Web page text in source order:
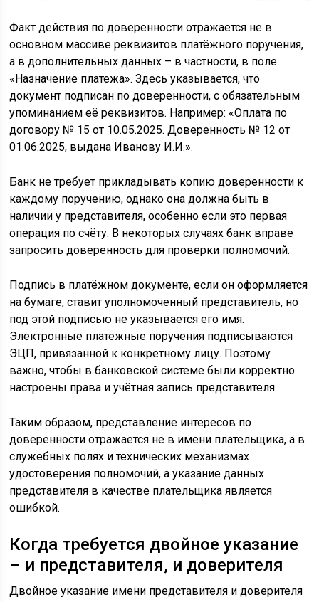
Факт действия по доверенности отражается не в
основном массиве реквизитов платёжного поручения,
а в дополнительных данных – в частности, в поле
«Назначение платежа». Здесь указывается, что
документ подписан по доверенности, с обязательным
упоминанием её реквизитов. Например: «Оплата по
договору № 15 от 10.05.2025. Доверенность № 12 от
01.06.2025, выдана Иванову И.И.».
Банк не требует прикладывать копию доверенности к
каждому поручению, однако она должна быть в
наличии у представителя, особенно если это первая
операция по счёту. В некоторых случаях банк вправе
запросить доверенность для проверки полномочий.
Подпись в платёжном документе, если он оформляется
на бумаге, ставит уполномоченный представитель, но
под этой подписью не указывается его имя.
Электронные платёжные поручения подписываются
ЭЦП, привязанной к конкретному лицу. Поэтому
важно, чтобы в банковской системе были корректно
настроены права и учётная запись представителя.
Таким образом, представление интересов по
доверенности отражается не в имени плательщика, а в
служебных полях и технических механизмах
удостоверения полномочий, а указание данных
представителя в качестве плательщика является
ошибкой.
Когда требуется двойное указание
– и представителя, и доверителя
Двойное указание имени представителя и доверителя